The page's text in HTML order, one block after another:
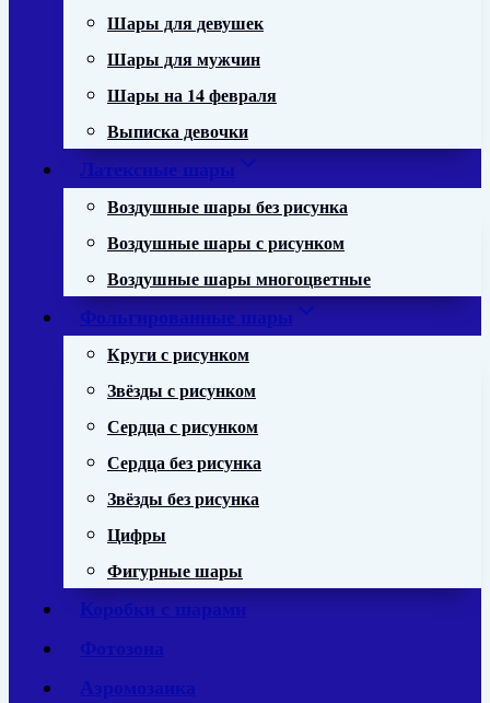
Шары для девушек
Шары для мужчин
Шары на 14 февраля
Выписка девочки
Латексные шары
Воздушные шары без рисунка
Воздушные шары с рисунком
Воздушные шары многоцветные
Фольгированные шары
Круги с рисунком
Звёзды с рисунком
Сердца с рисунком
Сердца без рисунка
Звёзды без рисунка
Цифры
Фигурные шары
Коробки с шарами
Фотозона
Аэромозаика